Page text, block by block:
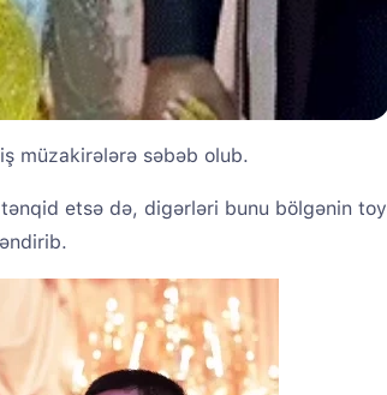
müzakirələrə səbəb olub.
etsə də, digərləri bunu bölgənin toy